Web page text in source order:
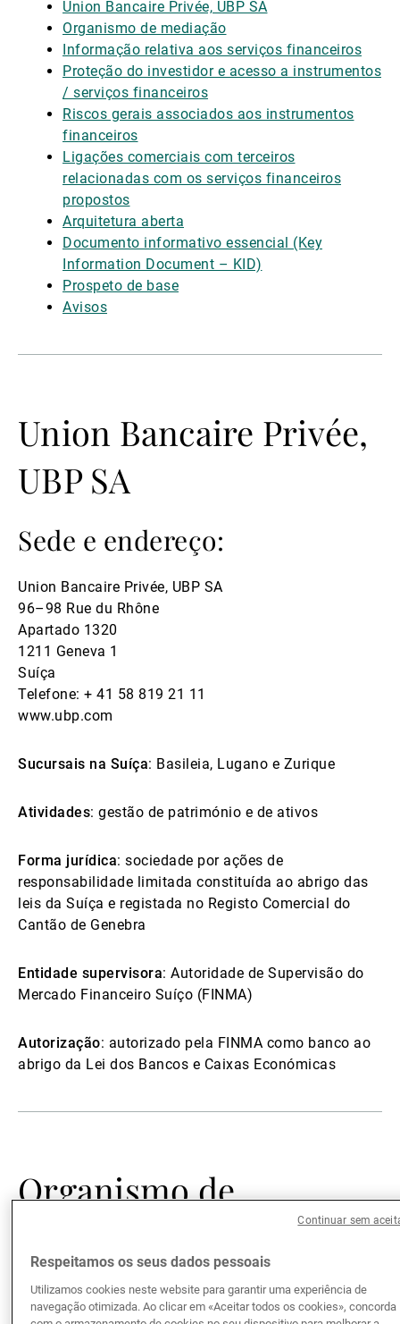
Union Bancaire Privée, UBP SA
Organismo de mediação
Informação relativa aos serviços financeiros
Proteção do investidor e acesso a instrumentos
/ serviços financeiros
Riscos gerais associados aos instrumentos
financeiros
Ligações comerciais com terceiros
relacionadas com os serviços financeiros
propostos
Arquitetura aberta
Documento informativo essencial (Key
Information Document – KID)
Prospeto de base
Avisos
Union Bancaire Privée,
UBP SA
Sede e endereço:
Union Bancaire Privée, UBP SA
96–98 Rue du Rhône
Apartado 1320
1211 Geneva 1
Suíça
Telefone: + 41 58 819 21 11
www.ubp.com
Sucursais na Suíça: Basileia, Lugano e Zurique
Atividades: gestão de património e de ativos
Forma jurídica: sociedade por ações de
responsabilidade limitada constituída ao abrigo das
leis da Suíça e registada no Registo Comercial do
Cantão de Genebra
Entidade supervisora: Autoridade de Supervisão do
Mercado Financeiro Suíço (FINMA)
Autorização: autorizado pela FINMA como banco ao
abrigo da Lei dos Bancos e Caixas Económicas
Organismo de
Em caso de conflito com o Banco, depois de falar
com o Banco e antes de recorrer a um processo
Respeitamos os seus dados pessoais
Utilizamos cookies neste website para garantir uma experiência de
navegação otimizada. Ao clicar em «Aceitar todos os cookies», concorda
Continuar sem